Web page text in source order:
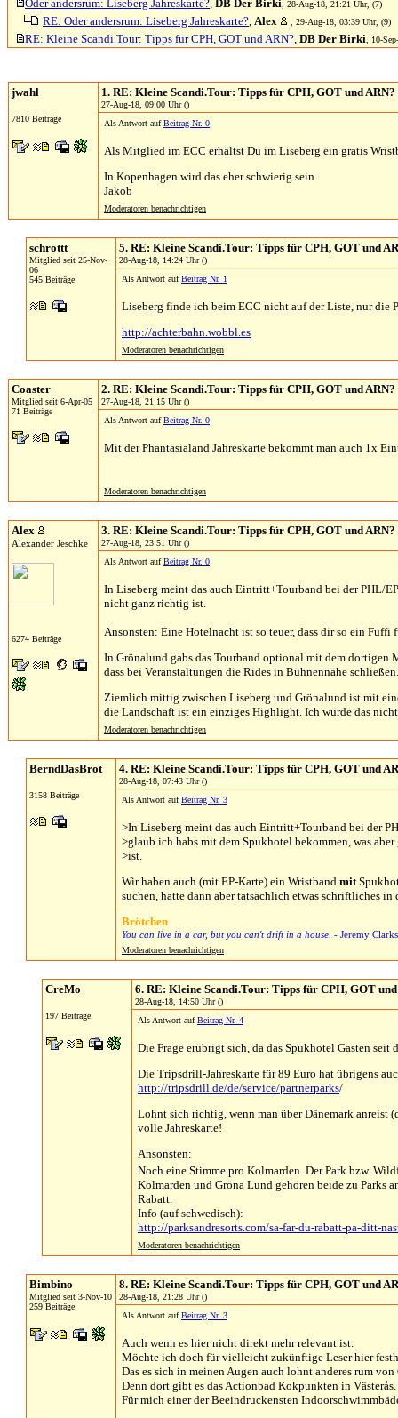
Oder andersrum: Liseberg Jahreskarte?, DB Der Birki , 28-Aug-18, 21:21 Uhr, (7)
RE: Oder andersrum: Liseberg Jahreskarte?, Alex , 29-Aug-18, 03:39 Uhr, (9)
RE: Kleine Scandi.Tour: Tipps für CPH, GOT und ARN?, DB Der Birki , 10-
jwahl
7810 Beiträge
1. RE: Kleine Scandi.Tour: Tipps für CPH, GOT und ARN?
27-Aug-18, 09:00 Uhr ()
Als Antwort aufBeitrag Nr. 0
Als Mitglied im ECC erhältst Du im Liseberg ein gratis
In Kopenhagen wird das eher schwierig sein.
Jakob
Moderatoren benachrichtigen
schrottt
Mitglied seit 25-Nov-
06
545 Beiträge
5. RE: Kleine Scandi.Tour: Tipps für CPH, GOT und
28-Aug-18, 14:24 Uhr ()
Als Antwort aufBeitrag Nr. 1
Liseberg finde ich beim ECC nicht auf der Liste, nur die
http://achterbahn.wobbl.es
Moderatoren benachrichtigen
Coaster
Mitglied seit 6-Apr-05
71 Beiträge
2. RE: Kleine Scandi.Tour: Tipps für CPH, GOT und ARN?
27-Aug-18, 21:15 Uhr ()
Als Antwort aufBeitrag Nr. 0
Mit der Phantasialand Jahreskarte bekommt man auch 1x
Moderatoren benachrichtigen
Alex
Alexander Jeschke
6274 Beiträge
3. RE: Kleine Scandi.Tour: Tipps für CPH, GOT und ARN?
27-Aug-18, 23:51 Uhr ()
Als Antwort aufBeitrag Nr. 0
In Liseberg meint das auch Eintritt+Tourband bei der PHL/
nicht ganz richtig ist.
Ansonsten: Eine Hotelnacht ist so teuer, dass dir so ein
In Grönalund gabs das Tourband optional mit dem dortigen
dass bei Veranstaltungen die Rides in Bühnennähe schließen.
Ziemlich mittig zwischen Liseberg und Grönalund ist mit
die Landschaft ist ein einziges Highlight. Ich würde das
Moderatoren benachrichtigen
BerndDasBrot
3158 Beiträge
4. RE: Kleine Scandi.Tour: Tipps für CPH, GOT und
28-Aug-18, 07:43 Uhr ()
Als Antwort aufBeitrag Nr. 3
>In Liseberg meint das auch Eintritt+Tourband bei der
>glaub ich habs mit dem Spukhotel bekommen, was
>ist.
Wir haben auch (mit EP-Karte) ein Wristband mit
suchen, hatte dann aber tatsächlich etwas schriftliches in
Brötchen
You can live in a car, but you can't drift in a house. - Jeremy
Moderatoren benachrichtigen
CreMo
197 Beiträge
6. RE: Kleine Scandi.Tour: Tipps für CPH, GOT
28-Aug-18, 14:50 Uhr ()
Als Antwort aufBeitrag Nr. 4
Die Frage erübrigt sich, da das Spukhotel Gasten
Die Tripsdrill-Jahreskarte für 89 Euro hat übrigens
http://tripsdrill.de/de/service/partnerparks/
Lohnt sich richtig, wenn man über Dänemark anreist
volle Jahreskarte!
Ansonsten:
Noch eine Stimme pro Kolmarden. Der Park bzw.
Kolmarden und Gröna Lund gehören beide zu Parks
Rabatt.
Info (auf schwedisch):
http://parksandresorts.com/sa-far-du-rabatt-pa-ditt-
Moderatoren benachrichtigen
Bimbino
Mitglied seit 3-Nov-10
259 Beiträge
8. RE: Kleine Scandi.Tour: Tipps für CPH, GOT und
28-Aug-18, 21:28 Uhr ()
Als Antwort aufBeitrag Nr. 3
Auch wenn es hier nicht direkt mehr relevant ist.
Möchte ich doch für vielleicht zukünftige Leser hier
Das es sich in meinen Augen auch lohnt anderes rum
Denn dort gibt es das Actionbad Kokpunkten in Västerås.
Für mich einer der Beeindruckensten